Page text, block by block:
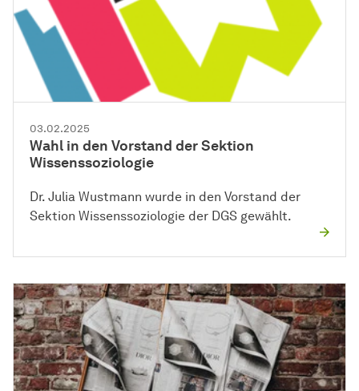
03.02.2025
Wahl in den Vorstand der Sektion
Wissenssoziologie
Dr. Julia Wustmann wurde in den Vorstand der
Sektion Wissenssoziologie der DGS gewählt.